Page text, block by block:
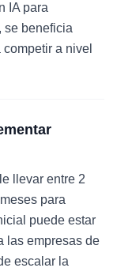
IA para
se beneficia
a nivel
llevar entre 2
para
puede estar
las empresas de
escalar la